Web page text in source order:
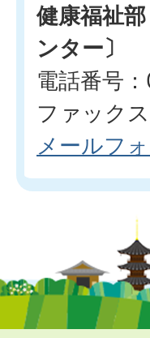
健康福祉
ンター〕
電話番号
ファック
メールフ